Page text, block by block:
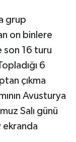
grup
on binlere
son 16 turu
6
çıkma
Avusturya
Salı günü
ekranda